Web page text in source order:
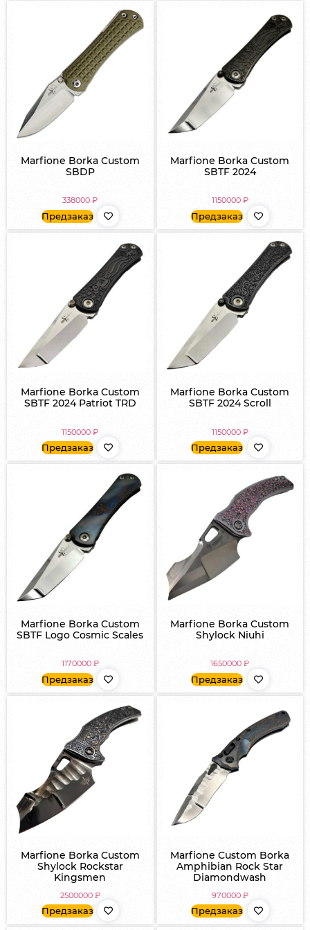
Marfione Borka Custom
SBDP
338000₽
Предзаказ
Marfione Borka Custom
SBTF 2024
1150000 ₽
Предзаказ
Marfione Borka Custom
SBTF 2024 Patriot TRD
1150000₽
Предзаказ
Marfione Borka Custom
SBTF 2024 Scroll
1150000 ₽
Предзаказ
Marfione Borka Custom
SBTF Logo Cosmic Scales
1170000 ₽
Предзаказ
Marfione Borka Custom
Shylock Niuhi
1650000₽
Предзаказ
Marfione Borka Custom
Shylock Rockstar
Kingsmen
2500000 ₽
Предзаказ
Marfione Custom Borka
Amphibian Rock Star
Diamondwash
970000 ₽
Предзаказ